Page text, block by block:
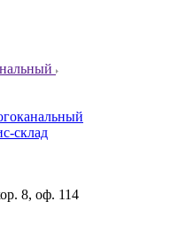
склад
8, оф. 114